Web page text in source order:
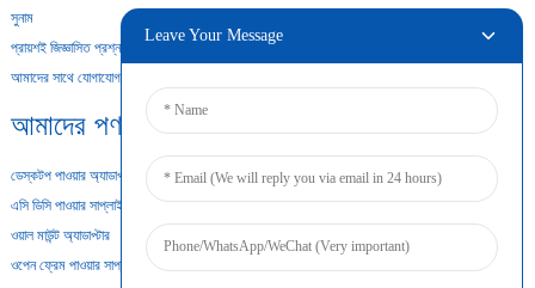
সুনাম
প্রায়শই জিজ্ঞাসিত প্রশ্নাবলী
আমাদের সাথে যোগাযোগ করুন
আমাদের পণ্য
ডেস্কটপ পাওয়ার অ্যাডাপ্টার
এসি ডিসি পাওয়ার সাপ্লাই
ওয়াল মাউন্ট অ্যাডাপ্টার
ওপেন ফ্রেম পাওয়ার সাপ্লাই
Leave Your Message